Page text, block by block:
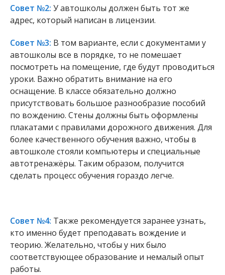
Совет №2: У автошколы должен быть тот же
адрес, который написан в лицензии.
Совет №3: В том варианте, если с документами у
автошколы все в порядке, то не помешает
посмотреть на помещение, где будут проводиться
уроки. Важно обратить внимание на его
оснащение. В классе обязательно должно
присутствовать большое разнообразие пособий
по вождению. Стены должны быть оформлены
плакатами с правилами дорожного движения. Для
более качественного обучения важно, чтобы в
автошколе стояли компьютеры и специальные
автотренажёры. Таким образом, получится
сделать процесс обучения гораздо легче.
Совет №4: Также рекомендуется заранее узнать,
кто именно будет преподавать вождение и
теорию. Желательно, чтобы у них было
соответствующее образование и немалый опыт
работы.